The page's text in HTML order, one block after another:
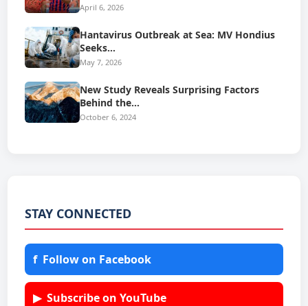
April 6, 2026
Hantavirus Outbreak at Sea: MV Hondius
Seeks…
May 7, 2026
New Study Reveals Surprising Factors
Behind the…
October 6, 2024
STAY CONNECTED
fFollow on Facebook
▶Subscribe on YouTube